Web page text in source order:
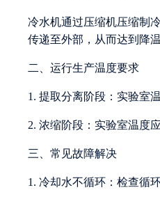
冷水机通过压缩机压缩制
传递至外部，从而达到降温
二、运行生产温度要求
1. 提取分离阶段：实验室
2. 浓缩阶段：实验室温度
三、常见故障解决
1. 冷却水不循环：检查循